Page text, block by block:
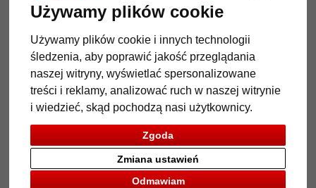
Używamy plików cookie
Używamy plików cookie i innych technologii
śledzenia, aby poprawić jakość przeglądania
naszej witryny, wyświetlać spersonalizowane
treści i reklamy, analizować ruch w naszej witrynie
i wiedzieć, skąd pochodzą nasi użytkownicy.
Zgoda
Odmawiam
Zmiana ustawień
Powrót